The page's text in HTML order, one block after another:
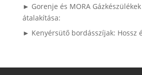
► Gorenje és MORA Gázkészülékek
átalakítása:
► Kenyérsütő bordásszíjak: Hossz